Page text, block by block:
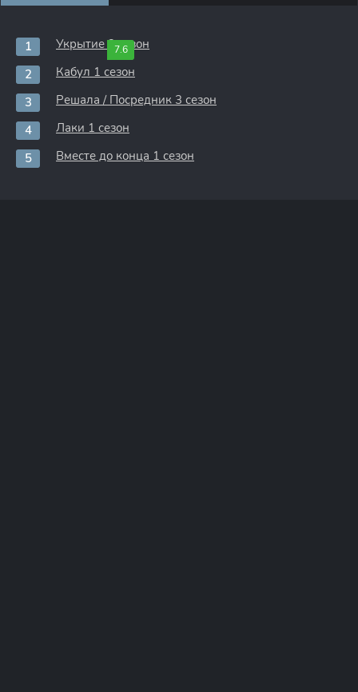
7.6
Укрытие 3 сезон
Кабул 1 сезон
Решала / Посредник 3 сезон
Лаки 1 сезон
Вместе до конца 1 сезон